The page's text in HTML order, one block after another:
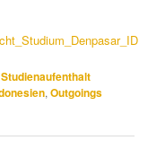
Studienaufenthalt
,Outgoings